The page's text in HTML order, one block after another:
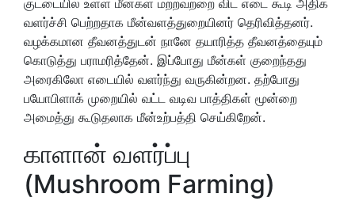
வளர்ச்சி பெற்றதாக மீன்வளத்துறையினர் தெரிவித்தனர்.
வழக்கமான தீவனத்துடன் நானே தயாரித்த தீவனத்தையும்
கொடுத்து பராமரித்தேன். இப்போது மீன்கள் குறைந்தது
அரைகிலோ எடையில் வளர்ந்து வருகின்றன. தற்போது
பயோபிளாக் முறையில் வட்ட வடிவ பாத்திகள் மூன்றை
அமைத்து கூடுதலாக மீன்உற்பத்தி செய்கிறேன்.
காளான் வளர்ப்பு
(Mushroom Farming)